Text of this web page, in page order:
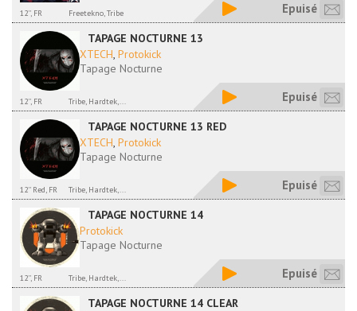
12'', FR Freetekno, Tribe Epuisé
TAPAGE NOCTURNE 13
XTECH, Protokick
Tapage Nocturne
12'', FR Tribe, Hardtek,... Epuisé
TAPAGE NOCTURNE 13 RED
XTECH, Protokick
Tapage Nocturne
12'' Red, FR Tribe, Hardtek,... Epuisé
TAPAGE NOCTURNE 14
Protokick
Tapage Nocturne
12'', FR Tribe, Hardtek,... Epuisé
TAPAGE NOCTURNE 14 CLEAR